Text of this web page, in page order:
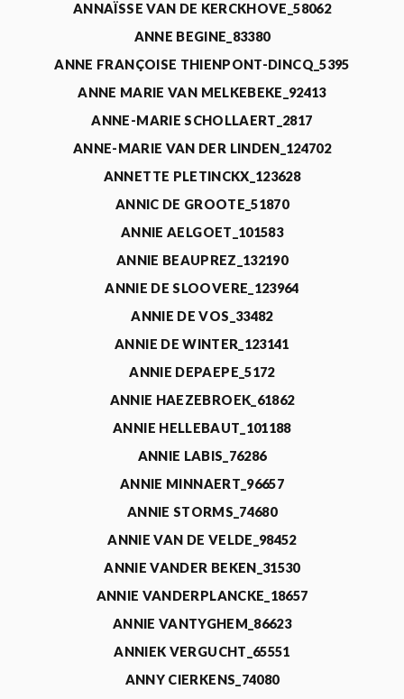
ANNAÏSSE VAN DE KERCKHOVE_58062
ANNE BEGINE_83380
ANNE FRANÇOISE THIENPONT-DINCQ_5395
ANNE MARIE VAN MELKEBEKE_92413
ANNE-MARIE SCHOLLAERT_2817
ANNE-MARIE VAN DER LINDEN_124702
ANNETTE PLETINCKX_123628
ANNIC DE GROOTE_51870
ANNIE AELGOET_101583
ANNIE BEAUPREZ_132190
ANNIE DE SLOOVERE_123964
ANNIE DE VOS_33482
ANNIE DE WINTER_123141
ANNIE DEPAEPE_5172
ANNIE HAEZEBROEK_61862
ANNIE HELLEBAUT_101188
ANNIE LABIS_76286
ANNIE MINNAERT_96657
ANNIE STORMS_74680
ANNIE VAN DE VELDE_98452
ANNIE VANDER BEKEN_31530
ANNIE VANDERPLANCKE_18657
ANNIE VANTYGHEM_86623
ANNIEK VERGUCHT_65551
ANNY CIERKENS_74080